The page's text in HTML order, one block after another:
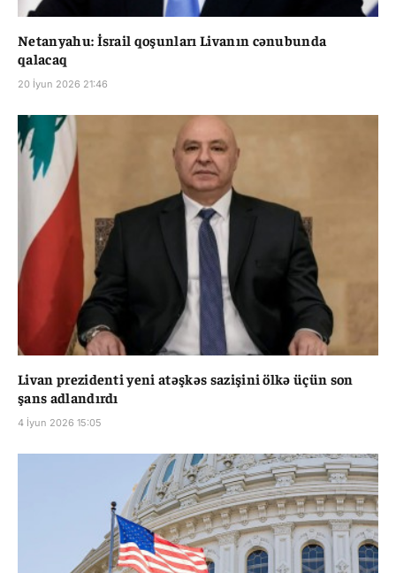
Netanyahu: İsrail qoşunları Livanın cənubunda
qalacaq
20 İyun 2026 21:46
Livan prezidenti yeni atəşkəs sazişini ölkə üçün son
şans adlandırdı
4 İyun 2026 15:05